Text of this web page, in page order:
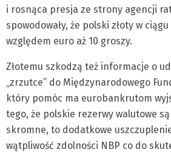
i rosnąca presja ze strony agencji
spowodowały, że polski złoty w
względem euro aż 10 groszy.
Złotemu szkodzą też informacje o
„zrzutce” do Międzynarodowego
który pomóc ma eurobankrutom
tego, że polskie rezerwy walutowe
skromne, to dodatkowe
wątpliwość zdolności NBP co do